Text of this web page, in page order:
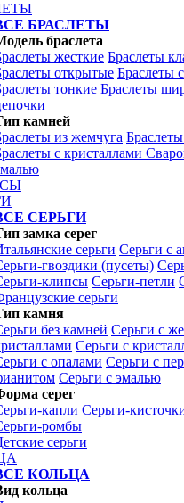
БРАСЛЕТЫ
браслета
жесткие Браслеты
открытые Браслеты
тонкие Браслеты
камней
из жемчуга
с кристаллами
СЕРЬГИ
замка серег
серьги Серьги с
гвоздики (пусеты)
клипсы Серьги-петли
серьги
камня
без камней Серьги с
Серьги с
с опалами Серьги с
Серьги с эмалью
серег
капли Серьги-
ромбы
серьги
КОЛЬЦА
кольца